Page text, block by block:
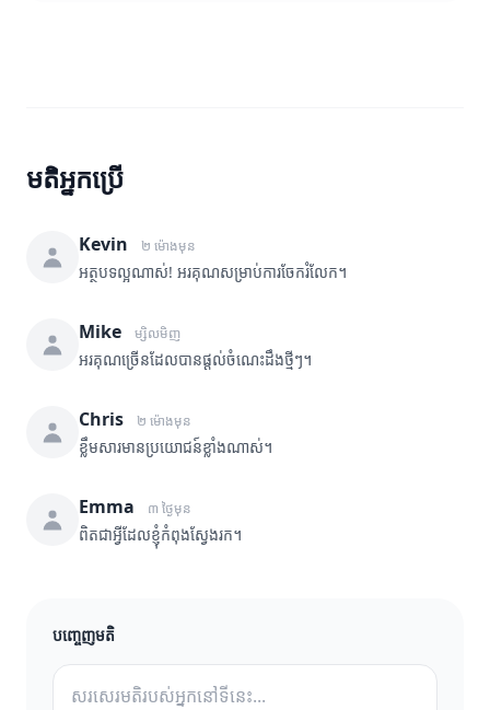
មតិអ្នកប្រើ
Kevin ២ ម៉ោងមុន
អត្ថបទល្អណាស់! អរគុណសម្រាប់ការចែករំលែក។
Mike ម្សិលមិញ
អរគុណច្រើនដែលបានផ្តល់ចំណេះដឹងថ្មីៗ។
Chris ២ ម៉ោងមុន
ខ្លឹមសារមានប្រយោជន៍ខ្លាំងណាស់។
Emma ៣ ថ្ងៃមុន
ពិតជាអ្វីដែលខ្ញុំកំពុងស្វែងរក។
បញ្ចេញមតិ